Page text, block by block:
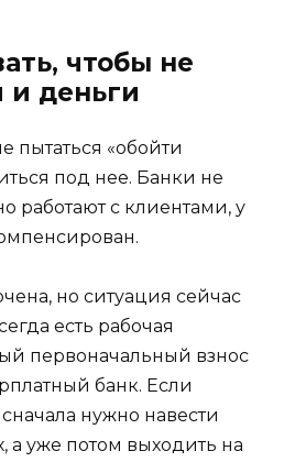
чтобы не
и деньги
«обойти
под нее. Банки не
работают с клиентами, у
но ситуация сейчас
есть рабочая
первоначальный взнос
банк. Если
нужно навести
а уже потом выходить на